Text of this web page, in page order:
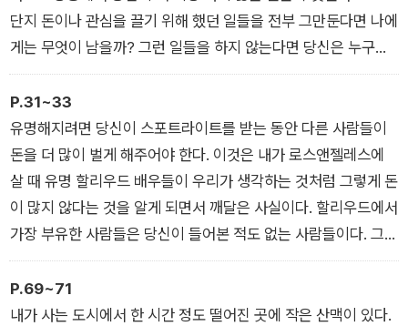
단지 돈이나 관심을 끌기 위해 했던 일들을 전부 그만둔다면 나에
게는 무엇이 남을까? 그런 일들을 하지 않는다면 당신은 누구인
가? 인생에 전적으로 만족한다면 그다음은 어떻게 하겠는가? 잠
깐 휴식을 취한 후에 어떤 목표를 추구할 것인가?
‘아무것도 안 할 거야’라는 말은 하지 말자. 그건 그냥 쉰다는 얘
기니까. 그렇게 충분히 쉬고 나서 사람들을 도울 준비가 된 후를
말하는 거다. 돈이 필요하지 않다면, 관심도 필요하지 않다면, 당
신은 무엇을 할 것인가?
_01. 돈도, 관심도 더 이상 필요 없다면 당신은 무엇을 할 텐가?
P.31~33
유명해지려면 당신이 스포트라이트를 받는 동안 다른 사람들이
돈을 더 많이 벌게 해주어야 한다. 이것은 내가 로스앤젤레스에
살 때 유명 할리우드 배우들이 우리가 생각하는 것처럼 그렇게 돈
이 많지 않다는 것을 알게 되면서 깨달은 사실이다. 할리우드에서
가장 부유한 사람들은 당신이 들어본 적도 없는 사람들이다. 그들
은 돈 버는 일에 최적화되어 있다. 그들은 다른 사람들이 더 많은
명성을 얻는 대가로 기꺼이 더 적은 돈을 감수할 의향이 있다는
것을 알고 있기 때문에 거래의 반대편에서 이익을 얻는다. (…)
P.69~71
내가 사는 도시에서 한 시간 정도 떨어진 곳에 작은 산맥이 있다.